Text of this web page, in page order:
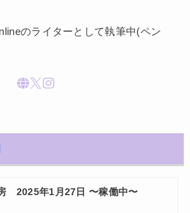
のライターとして執筆中(ペン
2025年1月27日 〜稼働中〜